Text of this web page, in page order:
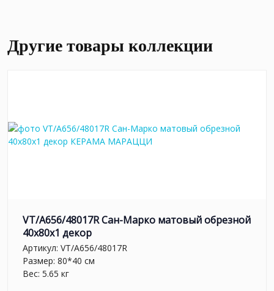
Другие товары коллекции
VT/A656/48017R Сан-Марко матовый обрезной
40x80x1 декор
Артикул: VT/A656/48017R
Размер: 80*40 см
Вес: 5.65 кг